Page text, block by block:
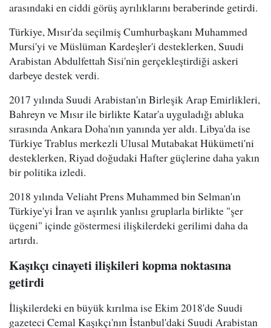
arasındaki en ciddi görüş ayrılıklarını beraberinde getirdi.
Türkiye, Mısır'da seçilmiş Cumhurbaşkanı Muhammed
Mursi'yi ve Müslüman Kardeşler'i desteklerken, Suudi
Arabistan Abdulfettah Sisi'nin gerçekleştirdiği askeri
darbeye destek verdi.
2017 yılında Suudi Arabistan'ın Birleşik Arap Emirlikleri,
Bahreyn ve Mısır ile birlikte Katar'a uyguladığı abluka
sırasında Ankara Doha'nın yanında yer aldı. Libya'da ise
Türkiye Trablus merkezli Ulusal Mutabakat Hükümeti'ni
desteklerken, Riyad doğudaki Hafter güçlerine daha yakın
bir politika izledi.
2018 yılında Veliaht Prens Muhammed bin Selman'ın
Türkiye'yi İran ve aşırılık yanlısı gruplarla birlikte "şer
üçgeni" içinde göstermesi ilişkilerdeki gerilimi daha da
artırdı.
Kaşıkçı cinayeti ilişkileri kopma noktasına
getirdi
İlişkilerdeki en büyük kırılma ise Ekim 2018'de Suudi
gazeteci Cemal Kaşıkçı'nın İstanbul'daki Suudi Arabistan